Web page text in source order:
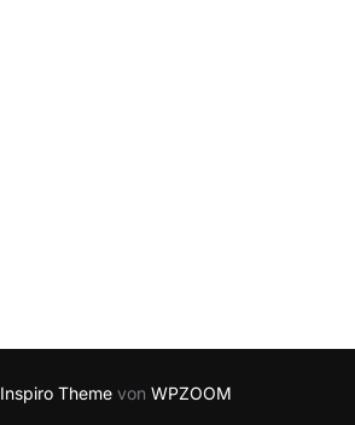
Inspiro Theme von WPZOOM